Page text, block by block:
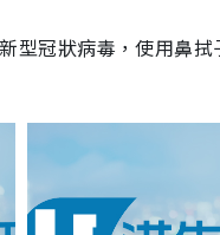
型冠狀病毒，使用鼻拭